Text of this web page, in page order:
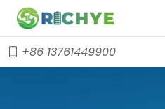
+86 13761449900